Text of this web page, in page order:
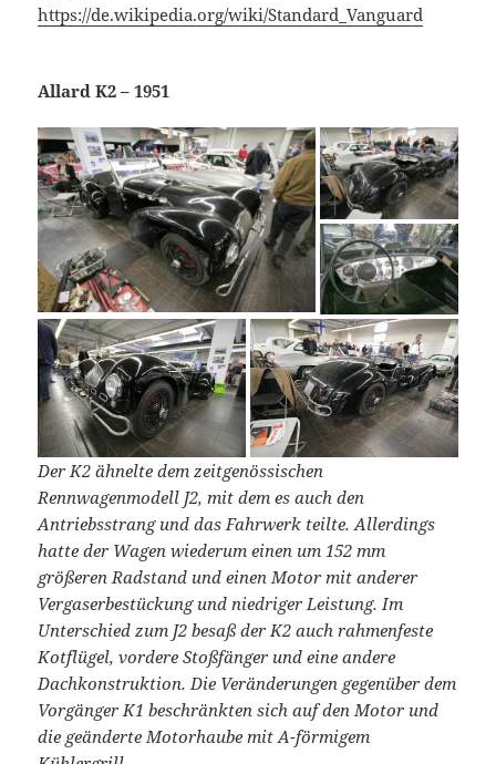
https://de.wikipedia.org/wiki/Standard_Vanguard
Allard K2 – 1951
Der K2 ähnelte dem zeitgenössischen
Rennwagenmodell J2, mit dem es auch den
Antriebsstrang und das Fahrwerk teilte. Allerdings
hatte der Wagen wiederum einen um 152 mm
größeren Radstand und einen Motor mit anderer
Vergaserbestückung und niedriger Leistung. Im
Unterschied zum J2 besaß der K2 auch rahmenfeste
Kotflügel, vordere Stoßfänger und eine andere
Dachkonstruktion. Die Veränderungen gegenüber dem
Vorgänger K1 beschränkten sich auf den Motor und
die geänderte Motorhaube mit A-förmigem